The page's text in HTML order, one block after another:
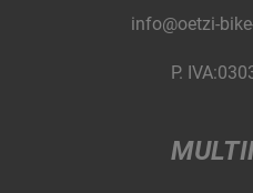
info@oetzi-
P.